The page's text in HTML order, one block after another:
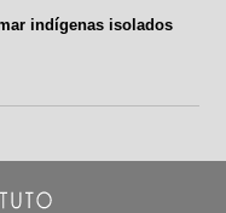
indígenas isolados